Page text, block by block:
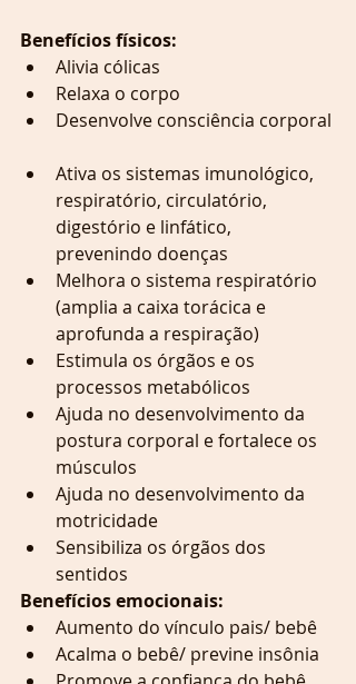
Benefícios físicos:
Alivia cólicas
Relaxa o corpo
Desenvolve consciência corporal
Ativa os sistemas imunológico,
respiratório, circulatório,
digestório e linfático,
prevenindo doenças
Melhora o sistema respiratório
(amplia a caixa torácica e
aprofunda a respiração)
Estimula os órgãos e os
processos metabólicos
Ajuda no desenvolvimento da
postura corporal e fortalece os
músculos
Ajuda no desenvolvimento da
motricidade
Sensibiliza os órgãos dos
sentidos
Benefícios emocionais:
Aumento do vínculo pais/ bebê
Acalma o bebê/ previne insônia